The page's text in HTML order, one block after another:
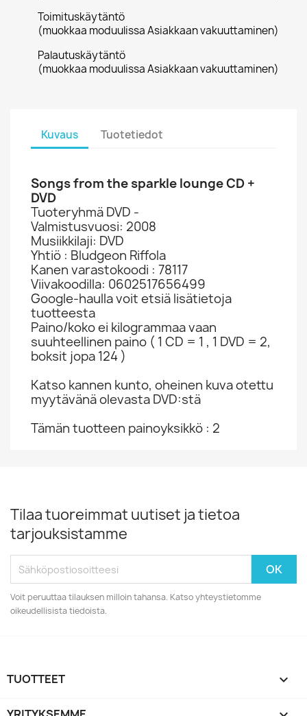
Toimituskäytäntö
(muokkaa moduulissa Asiakkaan vakuuttaminen)
Palautuskäytäntö
(muokkaa moduulissa Asiakkaan vakuuttaminen)
Kuvaus Tuotetiedot
Songs from the sparkle lounge CD +
DVD
Tuoteryhmä DVD -
Valmistusvuosi: 2008
Musiikkilaji: DVD
Yhtiö : Bludgeon Riffola
Kanen varastokoodi : 78117
Viivakoodilla: 0602517656499
Google-haulla voit etsiä lisätietoja
tuotteesta
Paino/koko ei kilogrammaa vaan
suuhteellinen paino ( 1 CD = 1 , 1 DVD = 2,
boksit jopa 124 )
Katso kannen kunto, oheinen kuva otettu
myytävänä olevasta DVD:stä
Tämän tuotteen painoyksikkö : 2
Tilaa tuoreimmat uutiset ja tietoa
tarjouksistamme
Voit peruuttaa tilauksen milloin tahansa. Katso yhteystietomme
oikeudellisista tiedoista.
TUOTTEET 